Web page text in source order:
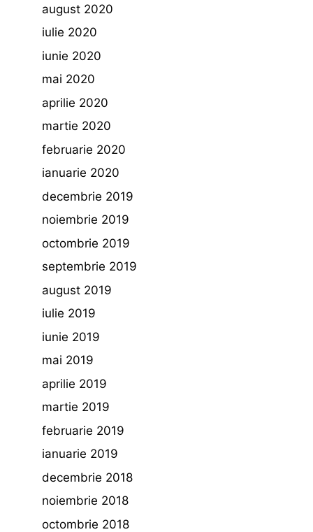
august 2020
iulie 2020
iunie 2020
mai 2020
aprilie 2020
martie 2020
februarie 2020
ianuarie 2020
decembrie 2019
noiembrie 2019
octombrie 2019
septembrie 2019
august 2019
iulie 2019
iunie 2019
mai 2019
aprilie 2019
martie 2019
februarie 2019
ianuarie 2019
decembrie 2018
noiembrie 2018
octombrie 2018